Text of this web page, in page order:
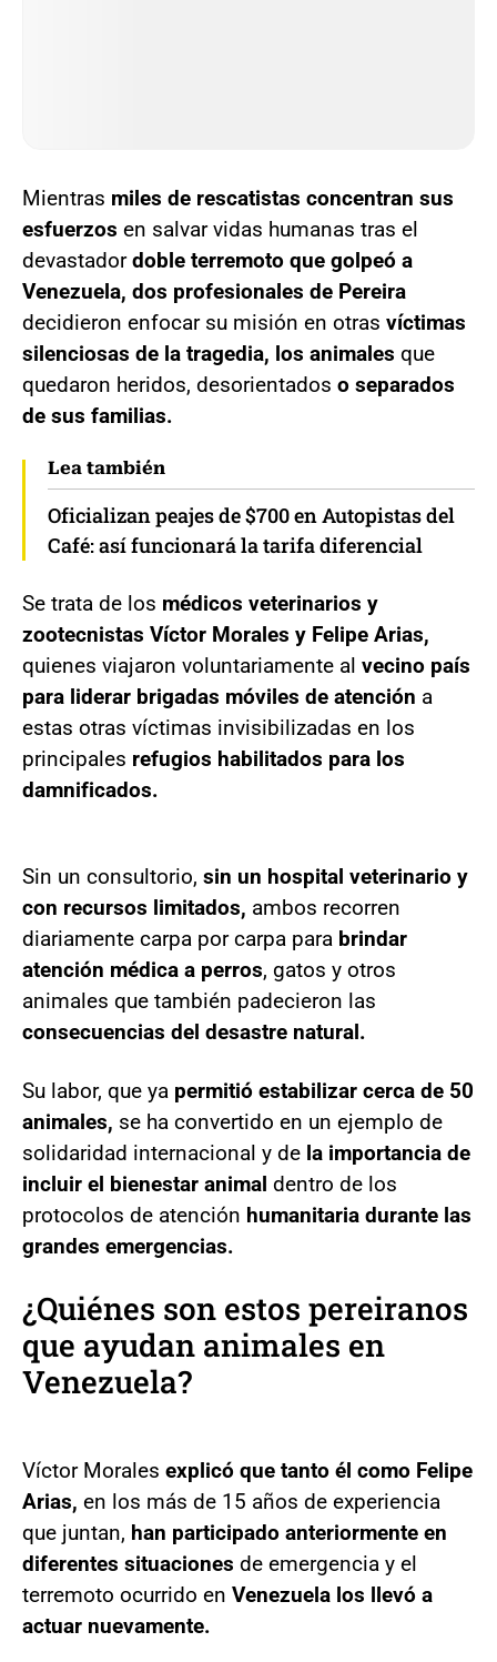
Mientras miles de rescatistas concentran sus
esfuerzos en salvar vidas humanas tras el
devastadordoble terremoto que golpeó a
Venezuela, dos profesionales de Pereira
decidieron enfocar su misión en otras víctimas
silenciosas de la tragedia, los animales que
quedaron heridos, desorientados o separados
de sus familias.
Lea también
Oficializan peajes de $700 en Autopistas del
Café: así funcionará la tarifa diferencial
Se trata de los médicos veterinarios y
zootecnistas Víctor Morales y Felipe Arias,
quienes viajaron voluntariamente al vecino país
para liderar brigadas móviles de atención a
estas otras víctimas invisibilizadas en los
principales refugios habilitados para los
damnificados.
Sin un consultorio, sin un hospital veterinario y
con recursos limitados, ambos recorren
diariamente carpa por carpa para brindar
atención médica a perros, gatos y otros
animales que también padecieron las
consecuencias del desastre natural.
Su labor, que ya permitió estabilizar cerca de 50
animales, se ha convertido en un ejemplo de
solidaridad internacional y de la importancia de
incluir el bienestar animal dentro de los
protocolos de atención humanitaria durante las
grandes emergencias.
¿Quiénes son estos pereiranos
que ayudan animales en
Venezuela?
Víctor Morales explicó que tanto él como Felipe
Arias, en los más de 15 años de experiencia
que juntan, han participado anteriormente en
diferentes situaciones de emergencia y el
terremoto ocurrido en Venezuela los llevó a
actuar nuevamente.